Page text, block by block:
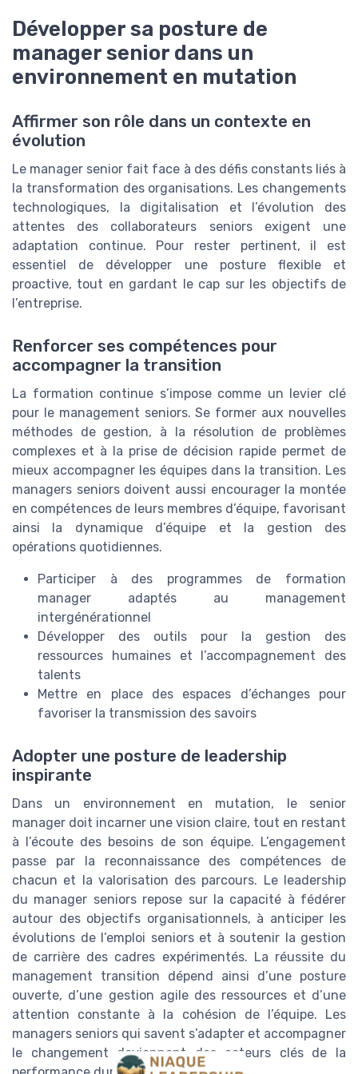
Développer sa posture de
manager senior dans un
environnement en mutation
Affirmer son rôle dans un contexte en
évolution
Le manager senior fait face à des défis constants liés à
la transformation des organisations. Les changements
technologiques, la digitalisation et l’évolution des
attentes des collaborateurs seniors exigent une
adaptation continue. Pour rester pertinent, il est
essentiel de développer une posture flexible et
proactive, tout en gardant le cap sur les objectifs de
l’entreprise.
Renforcer ses compétences pour
accompagner la transition
La formation continue s’impose comme un levier clé
pour le management seniors. Se former aux nouvelles
méthodes de gestion, à la résolution de problèmes
complexes et à la prise de décision rapide permet de
mieux accompagner les équipes dans la transition. Les
managers seniors doivent aussi encourager la montée
en compétences de leurs membres d’équipe, favorisant
ainsi la dynamique d’équipe et la gestion des
opérations quotidiennes.
Participer à des programmes de formation
manager adaptés au management
intergénérationnel
Développer des outils pour la gestion des
ressources humaines et l’accompagnement des
talents
Mettre en place des espaces d’échanges pour
favoriser la transmission des savoirs
Adopter une posture de leadership
inspirante
Dans un environnement en mutation, le senior
manager doit incarner une vision claire, tout en restant
à l’écoute des besoins de son équipe. L’engagement
passe par la reconnaissance des compétences de
chacun et la valorisation des parcours. Le leadership
du manager seniors repose sur la capacité à fédérer
autour des objectifs organisationnels, à anticiper les
évolutions de l’emploi seniors et à soutenir la gestion
de carrière des cadres expérimentés. La réussite du
management transition dépend ainsi d’une posture
ouverte, d’une gestion agile des ressources et d’une
attention constante à la cohésion de l’équipe. Les
managers seniors qui savent s’adapter et accompagner
le changement deviennent des acteurs clés de la